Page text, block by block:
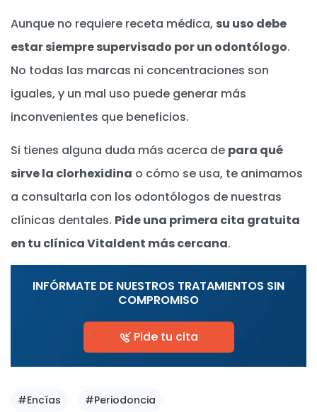
Aunque no requiere receta médica, su uso debe
estar siempre supervisado por un odontólogo.
No todas las marcas ni concentraciones son
iguales, y un mal uso puede generar más
inconvenientes que beneficios.
Si tienes alguna duda más acerca de para qué
sirve la clorhexidina o cómo se usa, te animamos
a consultarla con los odontólogos de nuestras
clínicas dentales. Pide una primera cita gratuita
en tu clínica Vitaldent más cercana.
INFÓRMATE DE NUESTROS TRATAMIENTOS SIN
COMPROMISO
Pide tu cita
#Encías #Periodoncia